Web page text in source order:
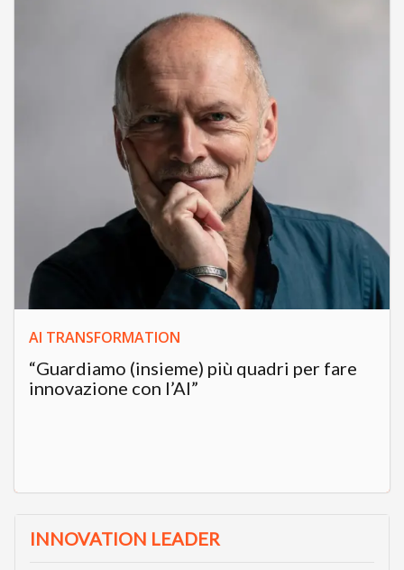
AI TRANSFORMATION
“Guardiamo (insieme) più quadri per fare
innovazione con l’AI”
INNOVATION LEADER